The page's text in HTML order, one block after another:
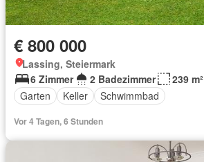
€ 800 000
Lassing, Steiermark
6 Zimmer
2 Badezimmer
239 m²
Garten
Keller Schwimmbad
Vor 4 Tagen, 6 Stunden